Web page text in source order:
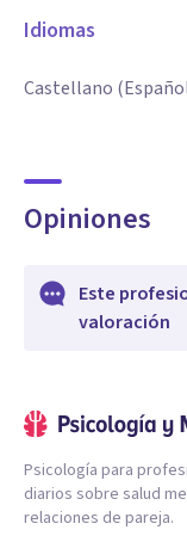
Idiomas
Castellano
Opiniones
Este
valoración
Psicología para
diarios sobre salud
relaciones de pareja.